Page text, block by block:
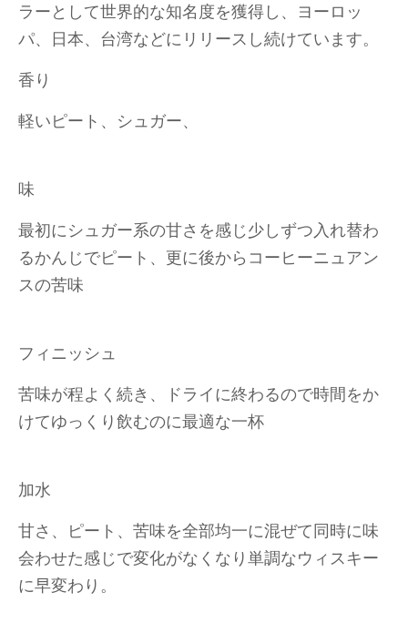
ラーとして世界的な知名度を獲得し、ヨーロッ
パ、日本、台湾などにリリースし続けています。
香り
軽いピート、シュガー、
味
最初にシュガー系の甘さを感じ少しずつ入れ替わ
るかんじでピート、更に後からコーヒーニュアン
スの苦味
フィニッシュ
苦味が程よく続き、ドライに終わるので時間をか
けてゆっくり飲むのに最適な一杯
加水
甘さ、ピート、苦味を全部均一に混ぜて同時に味
会わせた感じで変化がなくなり単調なウィスキー
に早変わり。